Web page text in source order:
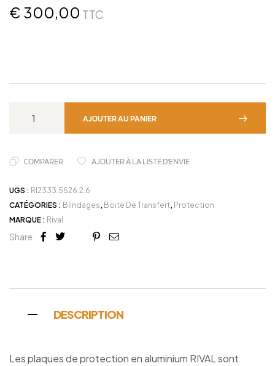
€ 300,00 TTC
AJOUTER AU PANIER
COMPARER AJOUTER À LA LISTE D'ENVIE
UGS : RI2333.5526.2.6
CATÉGORIES : Blindages, Boite De Transfert, Protection
MARQUE : Rival
Share:
Facebook
TwitterLinkedin
Google+
Pinterest
Email
DESCRIPTION
Les plaques de protection en aluminium RIVAL sont